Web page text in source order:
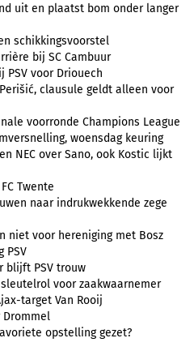
uit en plaatst bom onder langer
schikkingsvoorstel
bij SC Cambuur
PSV voor Driouech
clausule geldt alleen voor
voorronde Champions League
woensdag keuring
NEC over Sano, ook Kostic lijkt
Twente
naar indrukwekkende zege
niet voor hereniging met Bosz
PSV
blijft PSV trouw
sleutelrol voor zaakwaarnemer
target Van Rooij
Drommel
opstelling gezet?